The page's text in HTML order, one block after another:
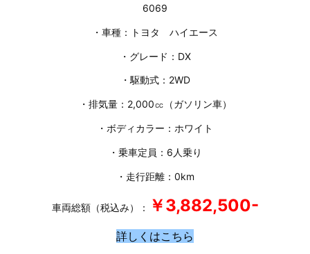
6069
・車種：トヨタ ハイエース
・グレード：DX
・駆動式：2WD
・排気量：2,000㏄（ガソリン車）
・ボディカラー：ホワイト
・乗車定員：6人乗り
・走行距離：0km
車両総額（税込み）： ￥3,882,500-
詳しくはこちら